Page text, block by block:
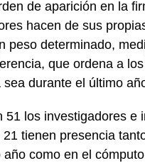
de aparición en la
hacen de sus
peso determinado,
que ordena a
sea durante el último
51 los investigadores e
21 tienen presencia
año como en el